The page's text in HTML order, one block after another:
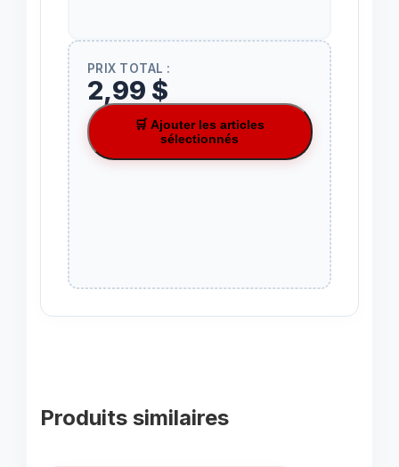
PRIX TOTAL :
2,99 $
🛒 Ajouter les articles
sélectionnés
Produits similaires